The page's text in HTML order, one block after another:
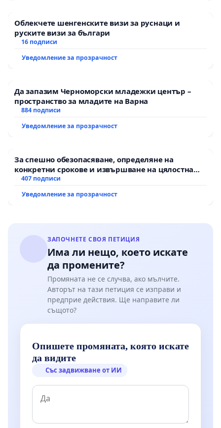
Облекчете шенгенските визи за руснаци и
руските визи за българи
16 подписи
Уведомление за прозрачност
Да запазим Черноморски младежки център –
пространство за младите на Варна
884 подписи
Уведомление за прозрачност
За спешно обезопасяване, определяне на
конкретни срокове и извършване на цялостна
рехабилитация на републиканския път между
Мирово - к.к. Момин проход
407 подписи
Уведомление за прозрачност
ЗАПОЧНЕТЕ СВОЯ ПЕТИЦИЯ
Има ли нещо, което искате
да промените?
Промяната не се случва, ако мълчите.
Авторът на тази петиция се изправи и
предприе действия. Ще направите ли
същото?
Опишете промяната, която искате
да видите
Със задвижване от ИИ